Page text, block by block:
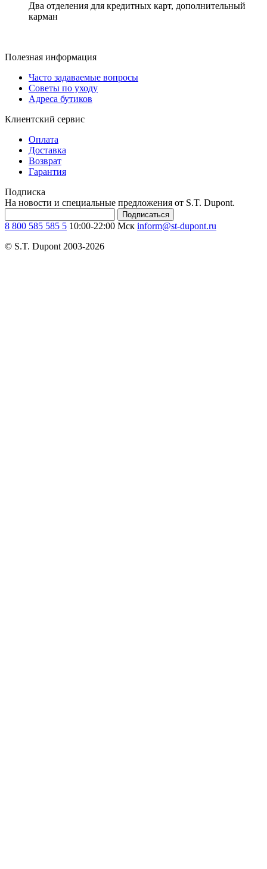
Два отделения для кредитных карт, дополнительный
карман
Полезная информация
Часто задаваемые вопросы
Советы по уходу
Адреса бутиков
Клиентский сервис
Оплата
Доставка
Возврат
Гарантия
Подписка
На новости и специальные предложения от S.T. Dupont.
Подписаться
8 800 585 585 5 10:00-22:00 Мск inform@st-dupont.ru
© S.T. Dupont 2003-2026